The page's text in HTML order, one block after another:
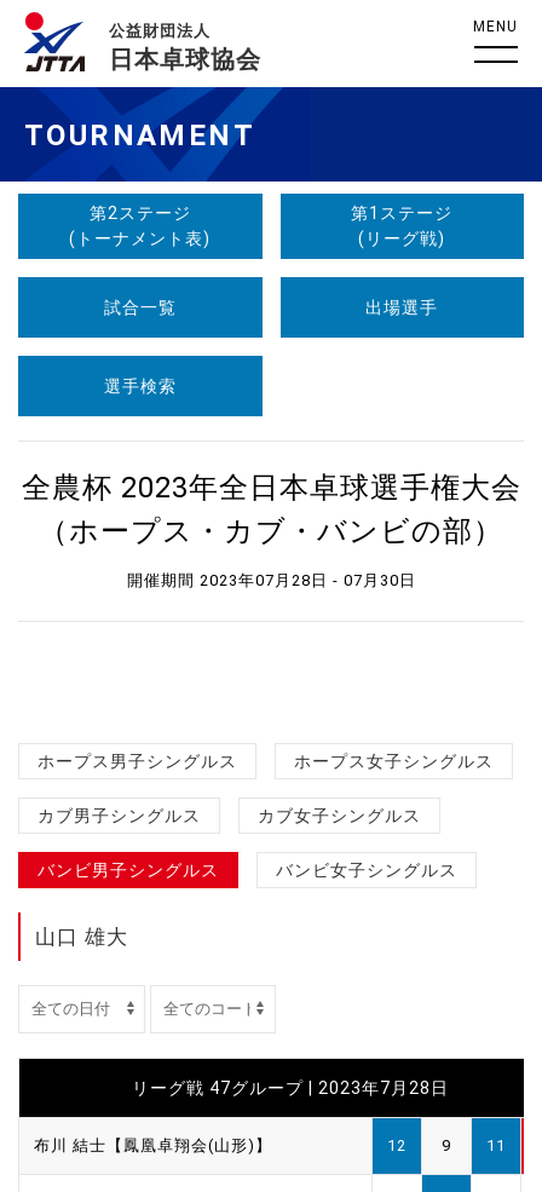
公益財団法人
日本卓球協会
MENU
TOURNAMENT
第2ステージ
(トーナメント表)
第1ステージ
(リーグ戦)
試合一覧 出場選手
選手検索
全農杯 2023年全日本卓球選手権大会
（ホープス・カブ・バンビの部）
開催期間 2023年07月28日 - 07月30日
ホープス男子シングルス ホープス女子シングルス
カブ男子シングルス カブ女子シングルス
バンビ男子シングルス バンビ女子シングルス
山口 雄大
リーグ戦 47グループ | 2023年7月28日
布川 結士【鳳凰卓翔会(山形)】 12 9 11